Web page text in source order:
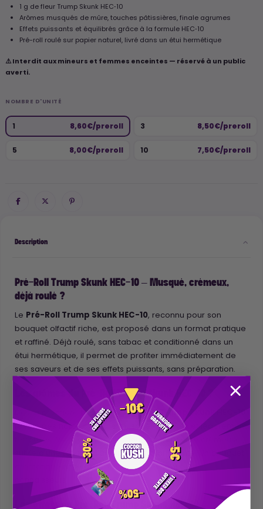
1 g de fleur Trump Skunk HEC‑10
Arômes musqués de mûre, touches pâtissières, finale agrumes
Effets puissants et équilibrés grâce à la formule HEC‑10
Pré-roll roulé sur papier naturel, livré dans un étui hermétique
⚠️ Interdit aux mineurs et femmes enceintes — réservé à un public
averti.
NOMBRE D'UNITÉ
1 8,60€/preroll 3 8,50€/preroll
5 8,00€/preroll 10 7,50€/preroll
Description
Pré-Roll Trump Skunk HEC-10 – Musqué, crémeux,
déjà roulé ?
Le Pré-Roll Trump Skunk HEC-10, reconnu pour son
bouquet olfactif riche, est proposé dans un format pratique
et raffiné. Déjà roulé, sans tabac et conditionné dans un
étui hermétique, il permet de profiter immédiatement de
ses saveurs et de ses effets puissants, sans préparation.
Les arômes du Pré-Roll Trump Skunk HEC-10 ?
Dès la première bouffée, lePré-Roll Trump Skunk HEC-10
révèle des notes de mûre musquée, fruitées et légèrement
terreuses. Vient ensuite une douceur pâtissière crémeuse ,
suivie d’une touche d’agrumes rafraîchissante. Un bouquet
aromatique riche et sophistiqué, idéal pour les
connaisseurs.
Les effets du Pré-Roll Trump Skunk HEC-10 ✨